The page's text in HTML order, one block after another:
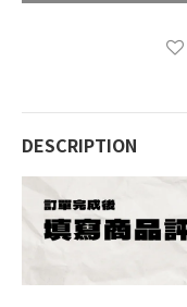
DESCRIPTION